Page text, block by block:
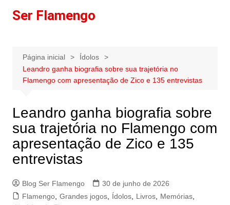
paraSer Flamengo
Página inicial
Ídolos
Leandro ganha biografia sobre sua trajetória no
Flamengo com apresentação de Zico e 135 entrevistas
Leandro ganha biografia sobre
sua trajetória no Flamengo com
apresentação de Zico e 135
entrevistas
Blog Ser Flamengo
30 de junho de 2026
Flamengo, Grandes jogos, Ídolos, Livros, Memórias,